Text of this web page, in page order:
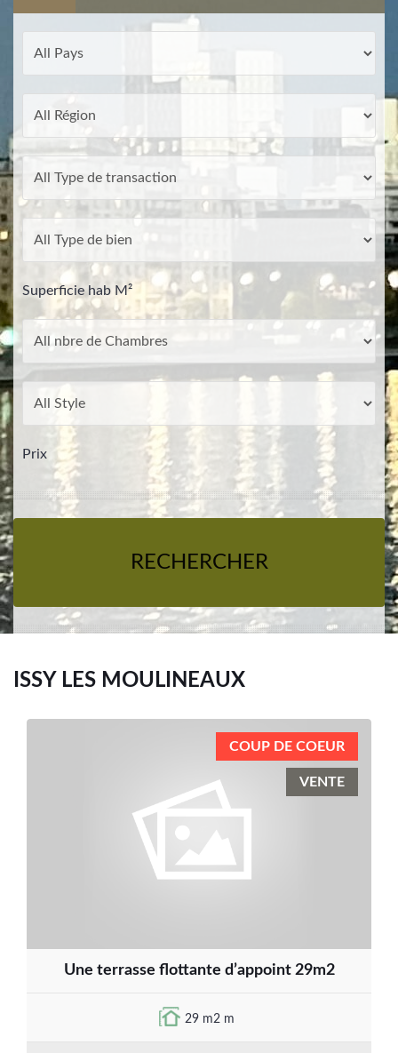
Superficie hab M²
Prix
RECHERCHER
ISSY LES MOULINEAUX
COUP DE COEUR
VENTE
Une terrasse flottante d’appoint 29m2
29 m2 m